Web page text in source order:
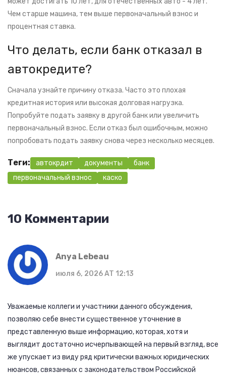
Чем старше машина, тем выше первоначальный взнос и
процентная ставка.
Что делать, если банк отказал в
автокредите?
Сначала узнайте причину отказа. Часто это плохая
кредитная история или высокая долговая нагрузка.
Попробуйте подать заявку в другой банк или увеличить
первоначальный взнос. Если отказ был ошибочным, можно
попробовать подать заявку снова через несколько месяцев.
Теги: автокрдит документы
банк
первоначальный взнос
каско
10 Комментарии
Anya Lebeau
июля 6, 2026 AT 12:13
Уважаемые коллеги и участники данного обсуждения,
позволяю себе внести существенное уточнение в
представленную выше информацию, которая, хотя и
выглядит достаточно исчерпывающей на первый взгляд, все
же упускает из виду ряд критически важных юридических
нюансов, связанных с законодательством Российской